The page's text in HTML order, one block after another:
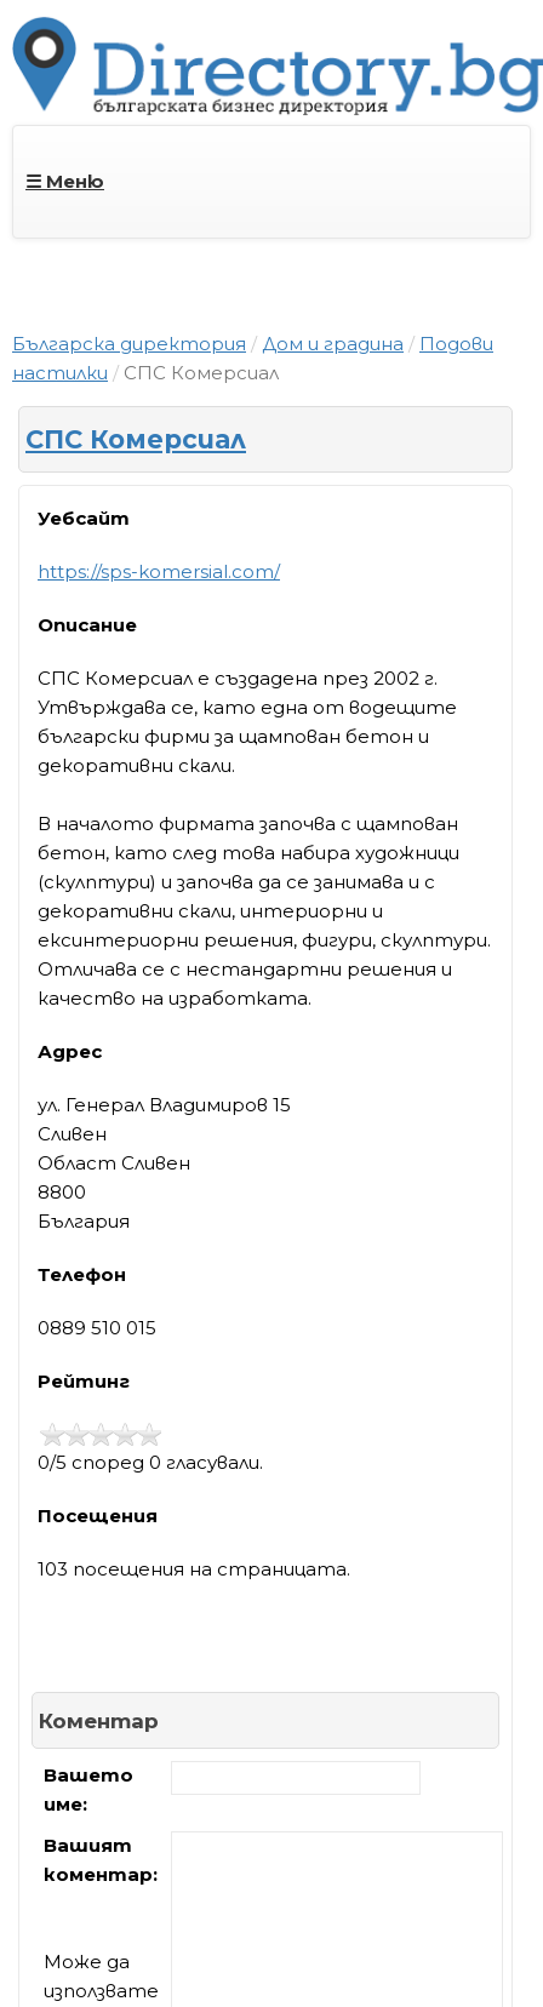
☰ Меню
Българска директория Дом и градина
Подови
настилки
СПС Комерсиал
СПС Комерсиал
Уебсайт
https://sps-komersial.com/
Описание
СПС Комерсиал е създадена през 2002 г.
Утвърждава се, като една от водещите
български фирми за щампован бетон и
декоративни скали.
В началото фирмата започва с щампован
бетон, като след това набира художници
(скулптури) и започва да се занимава и с
декоративни скали, интериорни и
ексинтериорни решения, фигури, скулптури.
Отличава се с нестандартни решения и
качество на изработката.
Адрес
ул. Генерал Владимиров 15
Сливен
Област Сливен
8800
България
Телефон
0889 510 015
Рейтинг
0/5 според 0 гласували.
Посещения
103 посещения на страницата.
Коментар
Вашето
име:
Вашият
коментар:
Може да
използвате